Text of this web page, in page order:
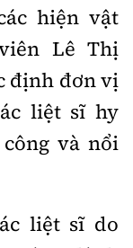
hiện vật
Lê Thị
định đơn vị
liệt sĩ hy
và nổi
liệt sĩ do